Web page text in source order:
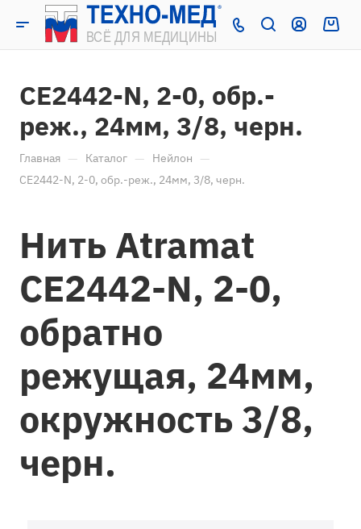
CE2442-N, 2-0, обр.-
реж., 24мм, 3/8, черн.
Главная — Каталог — Нейлон —
CE2442-N, 2-0, обр.-реж., 24мм, 3/8, черн.
Нить Atramat
CE2442-N, 2-0,
обратно
режущая, 24мм,
окружность 3/8,
черн.